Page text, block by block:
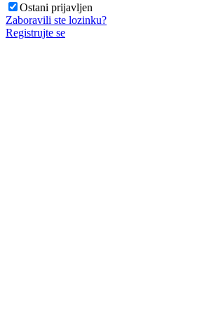
Ostani prijavljen
Zaboravili ste lozinku?
Registrujte se